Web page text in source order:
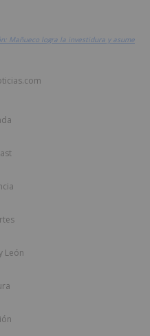
Mañueco logra la investidura y asume
León